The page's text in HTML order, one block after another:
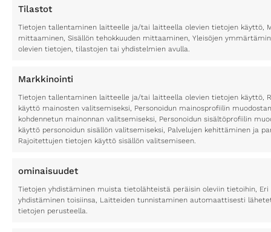
Tilastot
Tietojen tallentaminen laitteelle ja/tai laitteella olevien tietojen käyttö,
mittaaminen, Sisällön tehokkuuden mittaaminen, Yleisöjen
olevien tietojen, tilastojen tai yhdistelmien avulla.
Markkinointi
Tietojen tallentaminen laitteelle ja/tai laitteella olevien tietojen käyttö,
käyttö mainosten valitsemiseksi, Personoidun mainosprofiilin
kohdennetun mainonnan valitsemiseksi, Personoidun sisältöprofiilin
käyttö personoidun sisällön valitsemiseksi, Palvelujen kehittäminen ja
Rajoitettujen tietojen käyttö sisällön valitsemiseen.
ominaisuudet
Tietojen yhdistäminen muista tietolähteistä peräisin oleviin tietoihin,
yhdistäminen toisiinsa, Laitteiden tunnistaminen automaattisesti
tietojen perusteella.